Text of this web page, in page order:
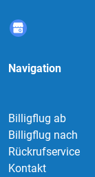
Navigation
Billigflug ab
Billigflug nach
Rückrufservice
Kontakt